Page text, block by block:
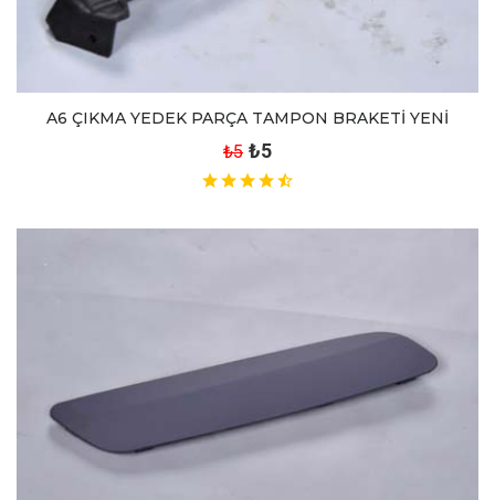
A6 ÇIKMA YEDEK PARÇA TAMPON BRAKETİ YENİ
₺5 ₺5